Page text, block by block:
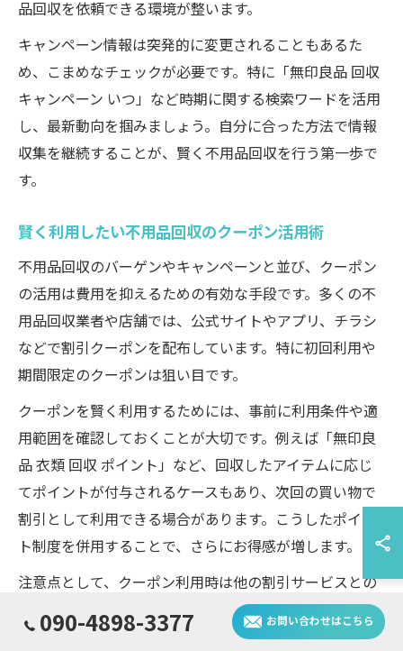
品回収を依頼できる環境が整います。
キャンペーン情報は突発的に変更されることもあるた
め、こまめなチェックが必要です。特に「無印良品 回収
キャンペーン いつ」など時期に関する検索ワードを活用
し、最新動向を掴みましょう。自分に合った方法で情報
収集を継続することが、賢く不用品回収を行う第一歩で
す。
賢く利用したい不用品回収のクーポン活用術
不用品回収のバーゲンやキャンペーンと並び、クーポン
の活用は費用を抑えるための有効な手段です。多くの不
用品回収業者や店舗では、公式サイトやアプリ、チラシ
などで割引クーポンを配布しています。特に初回利用や
期間限定のクーポンは狙い目です。
クーポンを賢く利用するためには、事前に利用条件や適
用範囲を確認しておくことが大切です。例えば「無印良
品 衣類 回収 ポイント」など、回収したアイテムに応じ
てポイントが付与されるケースもあり、次回の買い物で
割引として利用できる場合があります。こうしたポイン
ト制度を併用することで、さらにお得感が増します。
注意点として、クーポン利用時は他の割引サービスとの
併用可否や、対象となる不用品の種類をしっかり確認し
ましょう。特に大型家具や特殊な廃棄物はクーポン対象
090-4898-3377 お問い合わせはこちら